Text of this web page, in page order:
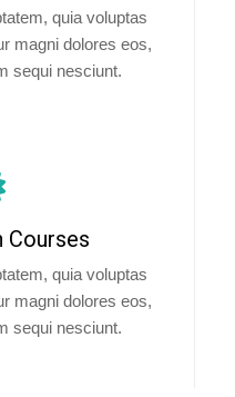
quia voluptas
magni dolores eos,
sequi nesciunt.
Courses
quia voluptas
magni dolores eos,
sequi nesciunt.